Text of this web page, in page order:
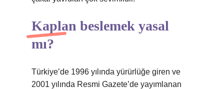
Kaplan beslemek yasal
mı?
Türkiye’de 1996 yılında yürürlüğe giren ve
2001 yılında Resmi Gazete’de yayımlanan